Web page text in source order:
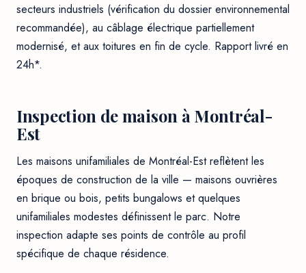
secteurs industriels (vérification du dossier environnemental
recommandée), au câblage électrique partiellement
modernisé, et aux toitures en fin de cycle. Rapport livré en
24h*.
Inspection de maison à Montréal-
Est
Les maisons unifamiliales de Montréal-Est reflètent les
époques de construction de la ville — maisons ouvrières
en brique ou bois, petits bungalows et quelques
unifamiliales modestes définissent le parc. Notre
inspection adapte ses points de contrôle au profil
spécifique de chaque résidence.